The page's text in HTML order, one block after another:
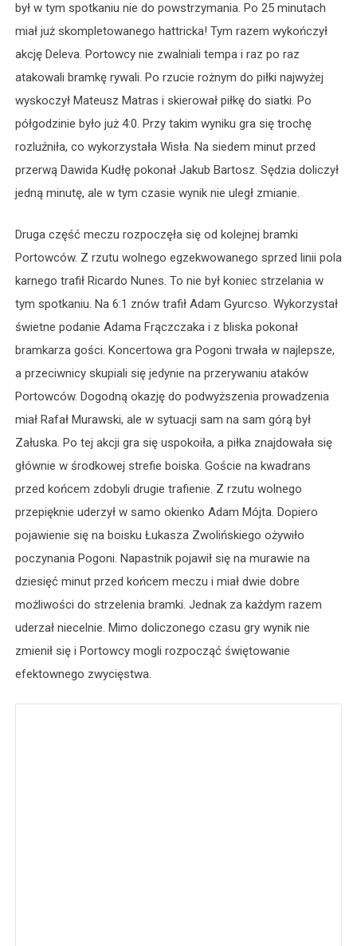
był w tym spotkaniu nie do powstrzymania. Po 25 minutach
miał już skompletowanego hattricka! Tym razem wykończył
akcję Deleva. Portowcy nie zwalniali tempa i raz po raz
atakowali bramkę rywali. Po rzucie rożnym do piłki najwyżej
wyskoczył Mateusz Matras i skierował piłkę do siatki. Po
półgodzinie było już 4:0. Przy takim wyniku gra się trochę
rozluźniła, co wykorzystała Wisła. Na siedem minut przed
przerwą Dawida Kudłę pokonał Jakub Bartosz. Sędzia doliczył
jedną minutę, ale w tym czasie wynik nie uległ zmianie.
Druga część meczu rozpoczęła się od kolejnej bramki
Portowców. Z rzutu wolnego egzekwowanego sprzed linii pola
karnego trafił Ricardo Nunes. To nie był koniec strzelania w
tym spotkaniu. Na 6:1 znów trafił Adam Gyurcso. Wykorzystał
świetne podanie Adama Frączczaka i z bliska pokonał
bramkarza gości. Koncertowa gra Pogoni trwała w najlepsze,
a przeciwnicy skupiali się jedynie na przerywaniu ataków
Portowców. Dogodną okazję do podwyższenia prowadzenia
miał Rafał Murawski, ale w sytuacji sam na sam górą był
Załuska. Po tej akcji gra się uspokoiła, a piłka znajdowała się
głównie w środkowej strefie boiska. Goście na kwadrans
przed końcem zdobyli drugie trafienie. Z rzutu wolnego
przepięknie uderzył w samo okienko Adam Mójta. Dopiero
pojawienie się na boisku Łukasza Zwolińskiego ożywiło
poczynania Pogoni. Napastnik pojawił się na murawie na
dziesięć minut przed końcem meczu i miał dwie dobre
możliwości do strzelenia bramki. Jednak za każdym razem
uderzał niecelnie. Mimo doliczonego czasu gry wynik nie
zmienił się i Portowcy mogli rozpocząć świętowanie
efektownego zwycięstwa.